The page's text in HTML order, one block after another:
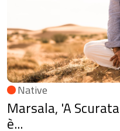
Native
Marsala, 'A
è...